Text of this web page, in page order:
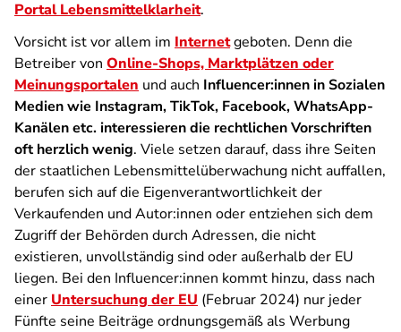
Portal Lebensmittelklarheit.
Vorsicht ist vor allem im Internetgeboten. Denn die
Betreiber von Online-Shops, Marktplätzen oder
Meinungsportalen und auch Influencer:innen in Sozialen
Medien wie Instagram, TikTok, Facebook, WhatsApp-
Kanälen etc. interessieren die rechtlichen Vorschriften
oft herzlich wenig. Viele setzen darauf, dass ihre Seiten
der staatlichen Lebensmittelüberwachung nicht auffallen,
berufen sich auf die Eigenverantwortlichkeit der
Verkaufenden und Autor:innen oder entziehen sich dem
Zugriff der Behörden durch Adressen, die nicht
existieren, unvollständig sind oder außerhalb der EU
liegen. Bei den Influencer:innen kommt hinzu, dass nach
einer Untersuchung der EU (Februar 2024) nur jeder
Fünfte seine Beiträge ordnungsgemäß als Werbung